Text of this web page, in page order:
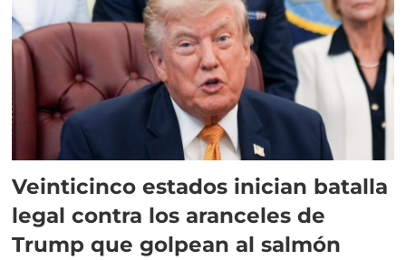
Veinticinco estados inician batalla
legal contra los aranceles de
Trump que golpean al salmón